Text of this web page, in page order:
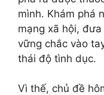
mình. Khám phá
mạng xã hội,
vững chắc vào
thái độ tình dục.
Vì thế, chủ đề